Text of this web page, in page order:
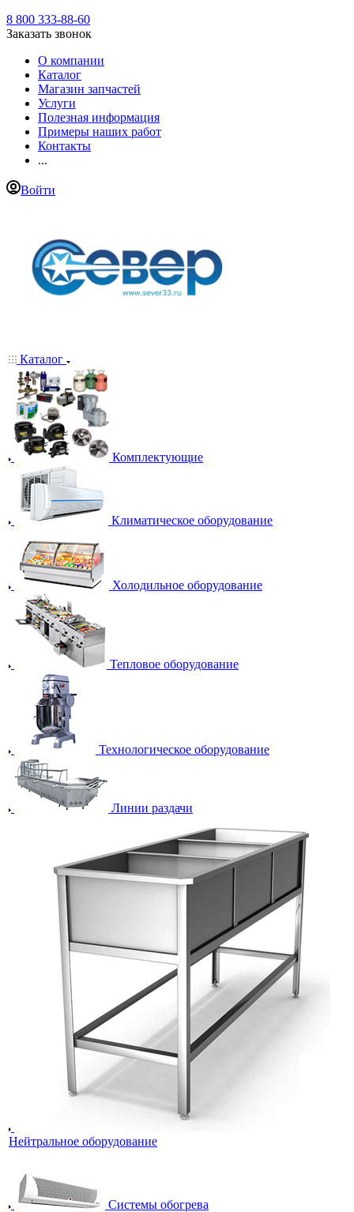
8 800 333-88-60
Заказать звонок
О компании
Каталог
Магазин запчастей
Услуги
Полезная информация
Примеры наших работ
Контакты
...
Войти
Каталог
Комплектующие
Климатическое оборудование
Холодильное оборудование
Тепловое оборудование
Технологическое оборудование
Линии раздачи
Нейтральное оборудование
Системы обогрева